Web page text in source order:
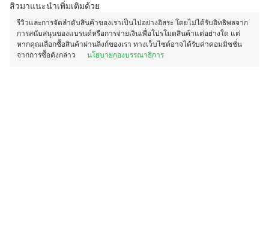
สิวมาแนะนำเพิ่มเติมด้วย
รีวิวและการจัดลำดับสินค้าของเราเป็นไปอย่างอิสระ โดยไม่ได้รับอิทธิพลจาก
การสนับสนุนของแบรนด์หรือการจ่ายเงินเพื่อโปรโมตสินค้าแต่อย่างใด แต่
หากคุณเลือกซื้อสินค้าผ่านลิงก์ของเรา ทางเว็บไซต์อาจได้รับค่าคอมมิชชั่น
จากการซื้อดังกล่าว
นโยบายกองบรรณาธิการ